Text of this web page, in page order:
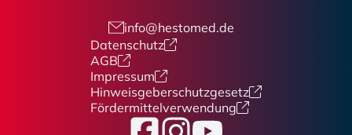
info@hestomed.de
Datenschutz
AGB
Impressum
Hinweisgeberschutzgesetz
Fördermittelverwendung
FacebookInstagram
YouTube